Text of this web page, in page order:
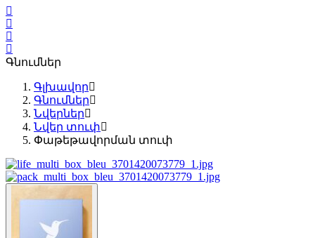
Գնումներ
Գլխավոր
Գնումներ
Նվերներ
Նվեր տուփ
Փաթեթավորման տուփ